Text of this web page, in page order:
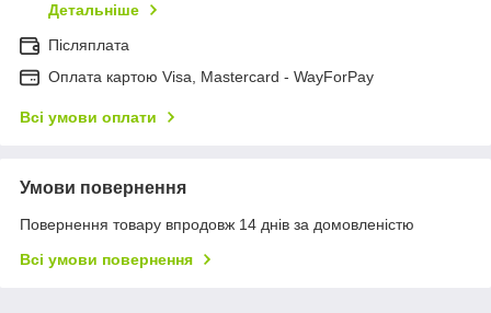
Детальніше
Післяплата
Оплата картою Visa, Mastercard - WayForPay
Всі умови оплати
Умови повернення
Повернення товару впродовж 14 днів за домовленістю
Всі умови повернення